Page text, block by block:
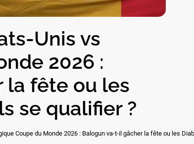
Unis vs
2026 :
la fête ou les
se qualifier ?
Coupe du Monde 2026 : Balogun va-t-il gâcher la fête ou les